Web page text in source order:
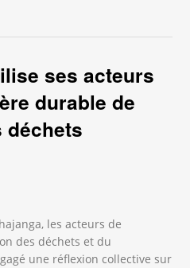
ses acteurs
durable de
les acteurs de
des déchets et du
une réflexion collective sur